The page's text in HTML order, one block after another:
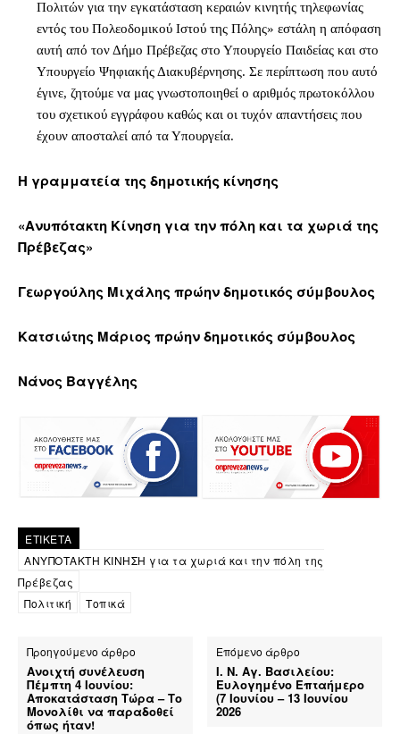
Πολιτών για την εγκατάσταση κεραιών κινητής τηλεφωνίας
εντός του Πολεοδομικού Ιστού της Πόλης» εστάλη η απόφαση
αυτή από τον Δήμο Πρέβεζας στο Υπουργείο Παιδείας και στο
Υπουργείο Ψηφιακής Διακυβέρνησης. Σε περίπτωση που αυτό
έγινε, ζητούμε να μας γνωστοποιηθεί ο αριθμός πρωτοκόλλου
του σχετικού εγγράφου καθώς και οι τυχόν απαντήσεις που
έχουν αποσταλεί από τα Υπουργεία.
Η γραμματεία της δημοτικής κίνησης
«Ανυπότακτη Κίνηση για την πόλη και τα χωριά της
Πρέβεζας»
Γεωργούλης Μιχάλης πρώην δημοτικός σύμβουλος
Κατσιώτης Μάριος πρώην δημοτικός σύμβουλος
Νάνος Βαγγέλης
ΕΤΙΚΕΤΑ
ΑΝΥΠΟΤΑΚΤΗ ΚΙΝΗΣΗ για τα χωριά και την πόλη της
Πρέβεζας
Πολιτική
Τοπικά
Προηγούμενο άρθρο
Ανοιχτή συνέλευση
Πέμπτη 4 Ιουνίου:
Αποκατάσταση Τώρα – Το
Μονολίθι να παραδοθεί
όπως ήταν!
Επόμενο άρθρο
Ι. Ν. Αγ. Βασιλείου:
Ευλογημένο Επταήμερο
(7 Ιουνίου – 13 Ιουνίου
2026